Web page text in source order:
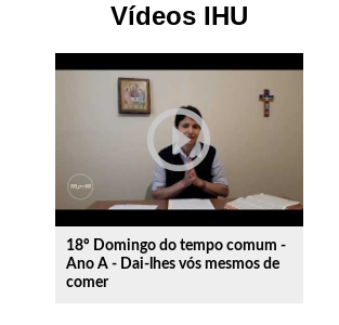
Vídeos IHU
play_circle_outline
18º Domingo do tempo comum -
Ano A - Dai-lhes vós mesmos de
comer